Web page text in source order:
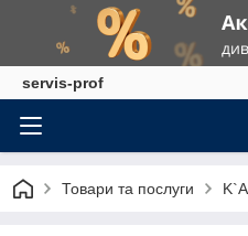
servis-prof
Товари та послуги